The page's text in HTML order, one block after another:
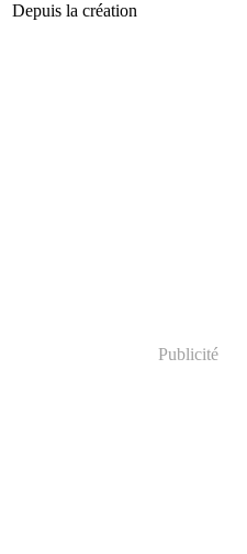
Depuis la création
Publicité